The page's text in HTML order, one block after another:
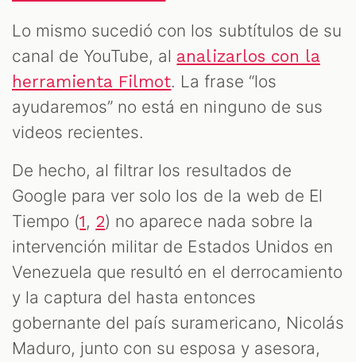
Lo mismo sucedió con los subtítulos de su
canal de YouTube, al analizarlos con la
herramienta Filmot. La frase “los
ayudaremos” no está en ninguno de sus
videos recientes.
De hecho, al filtrar los resultados de
Google para ver solo los de la web de El
Tiempo (1, 2) no aparece nada sobre la
intervención militar de Estados Unidos en
Venezuela que resultó en el derrocamiento
y la captura del hasta entonces
gobernante del país suramericano, Nicolás
Maduro, junto con su esposa y asesora,